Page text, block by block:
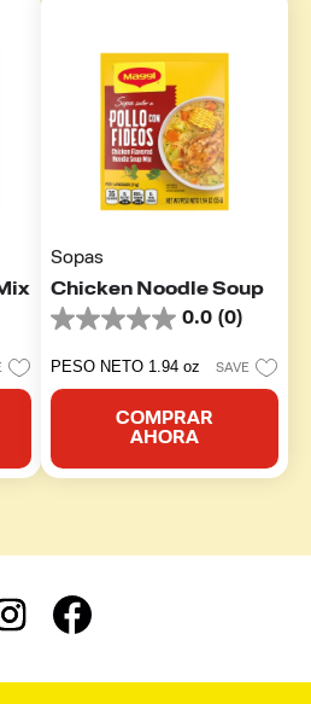
Sopas
Chicken Noodle Soup
0.0 (0)
0.0
5
estrellas.
PESO NETO 1.94 oz SAVE
COMPRAR
AHORA